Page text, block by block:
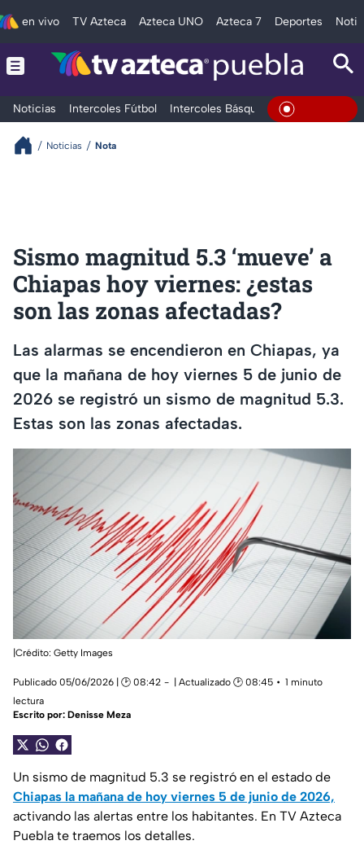
en vivo TV Azteca Azteca UNO Azteca 7 Deportes
Noticias Intercoles Fútbol Intercoles Básquetbol
Noticias Nota
Sismo magnitud 5.3 ‘mueve’ a
Chiapas hoy viernes: ¿estas
son las zonas afectadas?
Las alarmas se encendieron en Chiapas, ya
que la mañana de hoy viernes 5 de junio de
2026 se registró un sismo de magnitud 5.3.
Estas son las zonas afectadas.
|Crédito: Getty Images
Publicado 05/06/2026 | 🕑 08:42 | Actualizado 🕑 08:45
1 minuto
lectura
Escrito por: Denisse Meza
Un sismo de magnitud 5.3 se registró en el estado de
Chiapas la mañana de hoy viernes 5 de junio de 2026,
activando las alertas entre los habitantes. En TV Azteca
Puebla te traemos los detalles.